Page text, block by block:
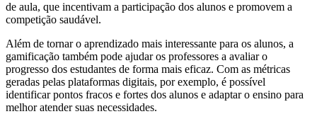
de aula, que incentivam a participação dos alunos e promovem a
competição saudável.
Além de tornar o aprendizado mais interessante para os alunos, a
gamificação também pode ajudar os professores a avaliar o
progresso dos estudantes de forma mais eficaz. Com as métricas
geradas pelas plataformas digitais, por exemplo, é possível
identificar pontos fracos e fortes dos alunos e adaptar o ensino para
melhor atender suas necessidades.